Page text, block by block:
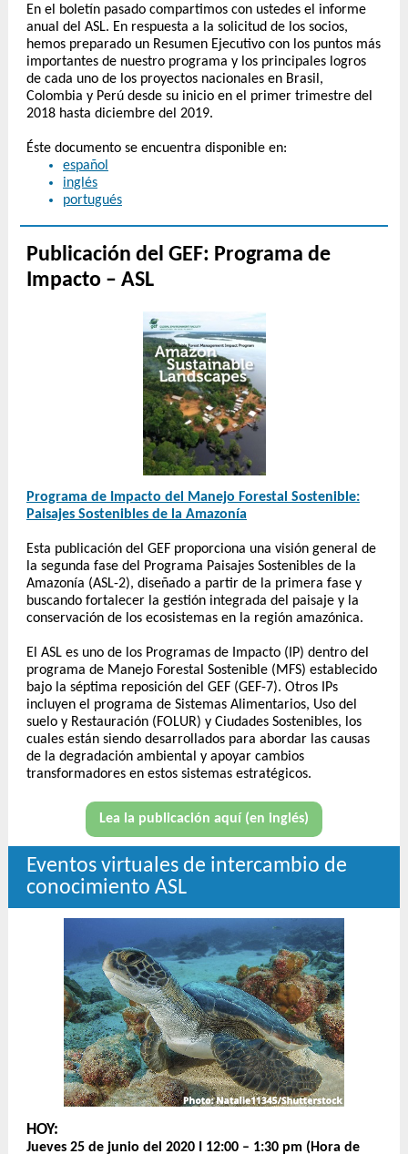
En el boletín pasado compartimos con ustedes el informe
anual del ASL. En respuesta a la solicitud de los socios,
hemos preparado un Resumen Ejecutivo con los puntos más
importantes de nuestro programa y los principales logros
de cada uno de los proyectos nacionales en Brasil,
Colombia y Perú desde su inicio en el primer trimestre del
2018 hasta diciembre del 2019.
Éste documento se encuentra disponible en:
español
inglés
portugués
Publicación del GEF: Programa de
Impacto – ASL
Programa de Impacto del Manejo Forestal Sostenible:
Paisajes Sostenibles de la Amazonía
Esta publicación del GEF proporciona una visión general de
la segunda fase del Programa Paisajes Sostenibles de la
Amazonía (ASL-2), diseñado a partir de la primera fase y
buscando fortalecer la gestión integrada del paisaje y la
conservación de los ecosistemas en la región amazónica.
El ASL es uno de los Programas de Impacto (IP) dentro del
programa de Manejo Forestal Sostenible (MFS) establecido
bajo la séptima reposición del GEF (GEF-7). Otros IPs
incluyen el programa de Sistemas Alimentarios, Uso del
suelo y Restauración (FOLUR) y Ciudades Sostenibles, los
cuales están siendo desarrollados para abordar las causas
de la degradación ambiental y apoyar cambios
transformadores en estos sistemas estratégicos.
Lea la publicación aquí (en inglés)
Eventos virtuales de intercambio de
conocimiento ASL
HOY:
Jueves 25 de junio del 2020 I 12:00 – 1:30 pm (Hora de